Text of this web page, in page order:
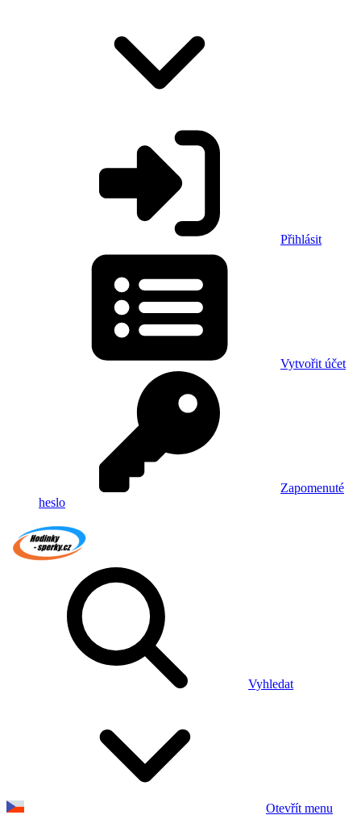
Přihlásit
Vytvořit účet
Zapomenuté
heslo
Vyhledat
Otevřít menu